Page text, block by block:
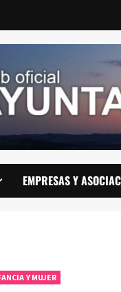
EMPRESAS Y
Y MUJER